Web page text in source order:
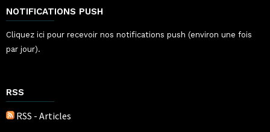
NOTIFICATIONS PUSH
Cliquez ici pour recevoir nos notifications push (environ une fois
par jour).
RSS
RSS - Articles